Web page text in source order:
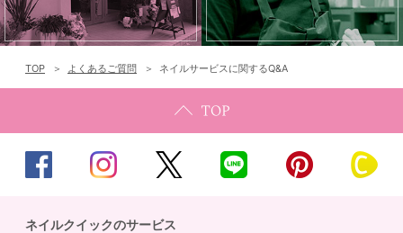
TOP よくあるご質問 ネイルサービスに関するQ&A
ネイルクイックのサービス